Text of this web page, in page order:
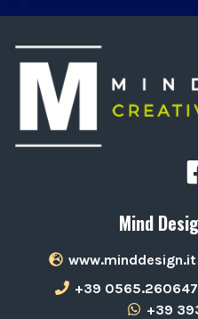
Mind
www.minddesign.it
+39 0565.260647
+39